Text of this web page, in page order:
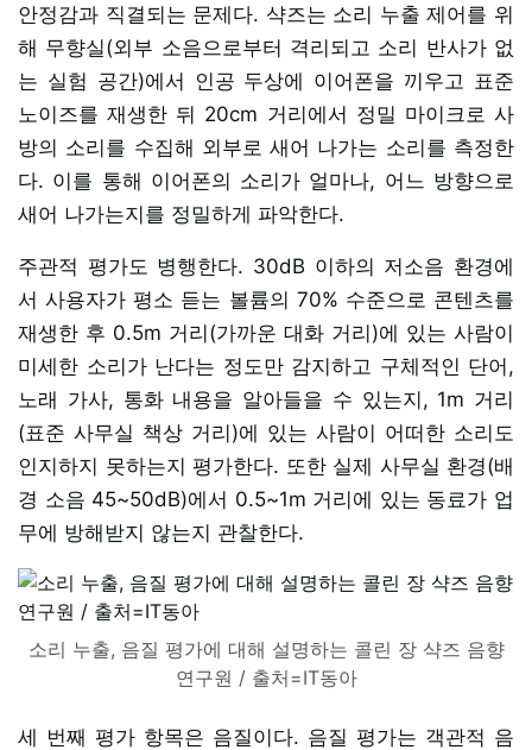
안정감과 직결되는 문제다. 샥즈는 소리 누출 제어를 위
해 무향실(외부 소음으로부터 격리되고 소리 반사가 없
는 실험 공간)에서 인공 두상에 이어폰을 끼우고 표준
노이즈를 재생한 뒤 20cm 거리에서 정밀 마이크로 사
방의 소리를 수집해 외부로 새어 나가는 소리를 측정한
다. 이를 통해 이어폰의 소리가 얼마나, 어느 방향으로
새어 나가는지를 정밀하게 파악한다.
주관적 평가도 병행한다. 30dB 이하의 저소음 환경에
서 사용자가 평소 듣는 볼륨의 70% 수준으로 콘텐츠를
재생한 후 0.5m 거리(가까운 대화 거리)에 있는 사람이
미세한 소리가 난다는 정도만 감지하고 구체적인 단어,
노래 가사, 통화 내용을 알아들을 수 있는지, 1m 거리
(표준 사무실 책상 거리)에 있는 사람이 어떠한 소리도
인지하지 못하는지 평가한다. 또한 실제 사무실 환경(배
경 소음 45~50dB)에서 0.5~1m 거리에 있는 동료가 업
무에 방해받지 않는지 관찰한다.
소리 누출, 음질 평가에 대해 설명하는 콜린 장 샥즈 음향
연구원 / 출처=IT동아
세 번째 평가 항목은 음질이다. 음질 평가는 객관적 음